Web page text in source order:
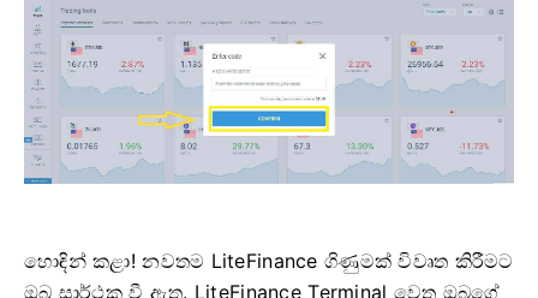
හොඳින් කළා!නවතම LiteFinance ගිණුමක් විවෘත කිරීමට
ඔබ සාර්ථක වී ඇත. LiteFinance Terminal වෙත ඔබගේ